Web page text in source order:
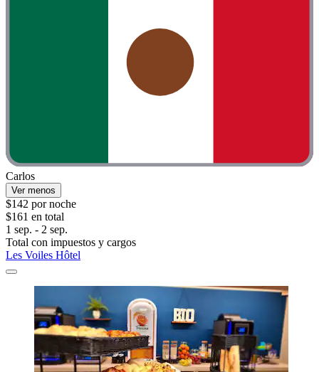
Carlos
Ver menos
$142 por noche
$161 en total
1 sep. - 2 sep.
Total con impuestos y cargos
Les Voiles Hôtel